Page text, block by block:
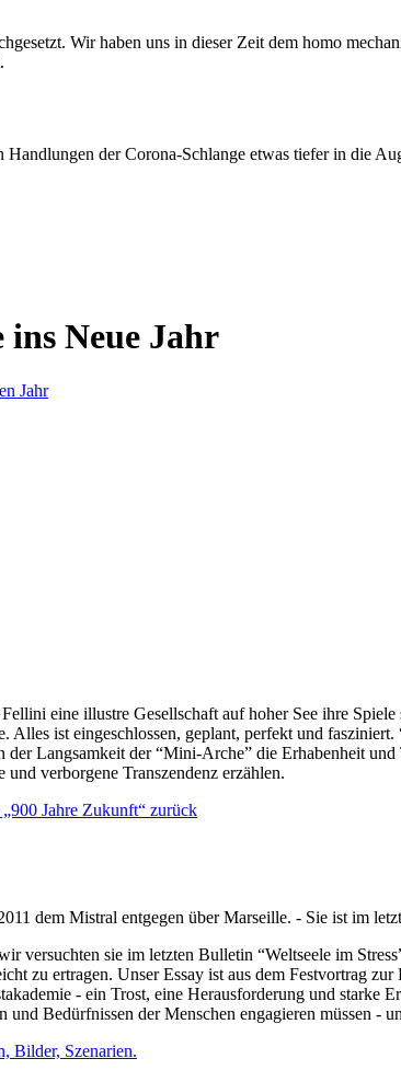
Wir haben uns in dieser Zeit dem homo
der Corona-Schlange etwas tiefer in die
ins Neue Jahr
Jahr
eine illustre Gesellschaft auf hoher See ihre
ist eingeschlossen, geplant, perfekt und
Langsamkeit der “Mini-Arche” die Erhabenheit
verborgene Transzendenz erzählen.
Jahre Zukunft“ zurück
dem Mistral entgegen über Marseille. - Sie ist im
versuchten sie im letzten Bulletin “Weltseele im
zu ertragen. Unser Essay ist aus dem Festvortrag
- ein Trost, eine Herausforderung und starke
Bedürfnissen der Menschen engagieren müssen -
Bilder, Szenarien.